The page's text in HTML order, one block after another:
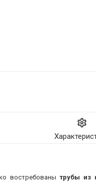
востребованытрубы из